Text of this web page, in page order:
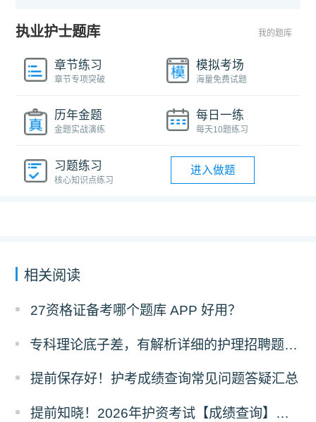
执业护士题库 我的题库
章节练习
章节专项突破
模拟考场
海量免费试题
历年金题
金题实战演练
每日一练
每天10题练习
习题练习
核心知识点练习
进入做题
相关阅读
27资格证备考哪个题库 APP 好用？
专科理论底子差，有解析详细的护理招聘题库推荐吗？
提前保存好！护考成绩查询常见问题答疑汇总
提前知晓！2026年护资考试【成绩查询】须知！